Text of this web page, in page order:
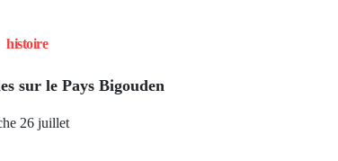
histoire
sur le Pays Bigouden
26 juillet